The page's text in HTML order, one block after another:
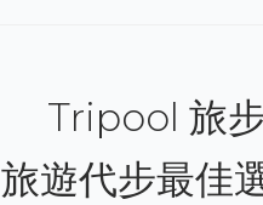
Tripool 旅
旅遊代步最佳